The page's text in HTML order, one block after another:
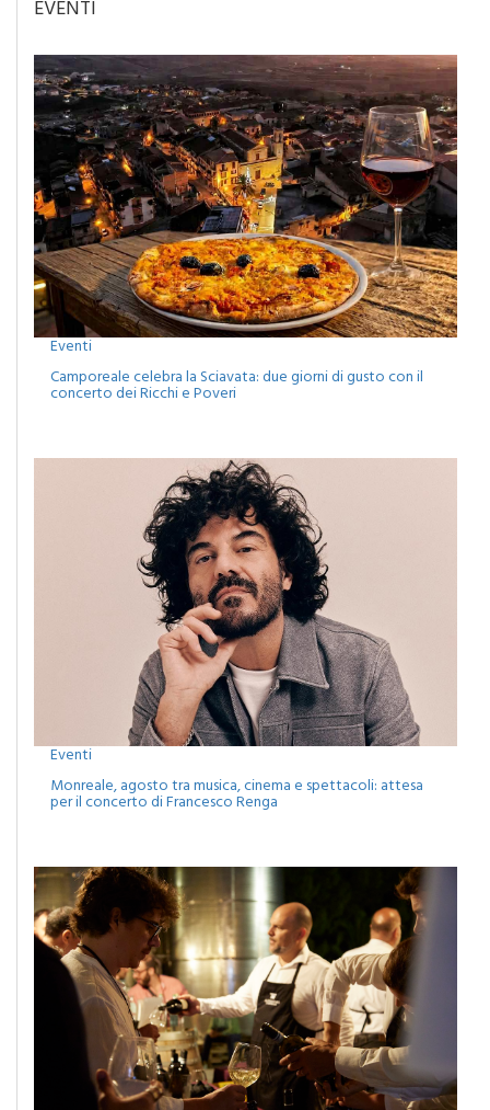
Eventi
Camporeale celebra la Sciavata: due giorni di gusto con il
concerto dei Ricchi e Poveri
Monreale, agosto tra musica, cinema e spettacoli: attesa
per il concerto di Francesco Renga